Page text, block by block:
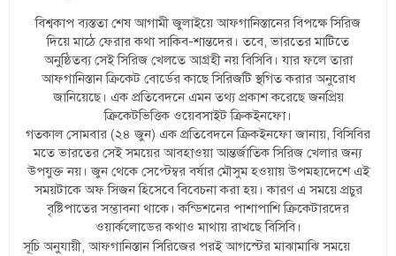
বিশ্বকাপ ব্যস্ততা শেষ আগামী জুলাইয়ে আফগানিস্তানের বিপক্ষে সিরিজ
দিয়ে মাঠে ফেরার কথা সাকিব-শান্তদের। তবে, ভারতের মাটিতে
অনুষ্ঠিতব্য সেই সিরিজ খেলতে আগ্রহী নয় বিসিবি। যার ফলে তারা
আফগানিস্তান ক্রিকেট বোর্ডের কাছে সিরিজটি স্থগিত করার অনুরোধ
জানিয়েছে। এক প্রতিবেদনে এমন তথ্য প্রকাশ করেছে জনপ্রিয়
ক্রিকেটভিত্তিক ওয়েবসাইট ক্রিকইনফো।
গতকাল সোমবার (২৪ জুন) এক প্রতিবেদনে ক্রিকইনফো জানায়, বিসিবির
মতে ভারতের সেই সময়ের আবহাওয়া আন্তর্জাতিক সিরিজ খেলার জন্য
উপযুক্ত নয়। জুন থেকে সেপ্টেম্বর বর্ষার মৌসুম হওয়ায় উপমহাদেশে এই
সময়টাকে অফ সিজন হিসেবে বিবেচনা করা হয়। কারণ এ সময়ে প্রচুর
বৃষ্টিপাতের সম্ভাবনা থাকে। কন্ডিশনের পাশাপাশি ক্রিকেটারদের
ওয়ার্কলোডের কথাও মাথায় রাখছে বিসিবি।
সূচি অনুযায়ী, আফগানিস্তান সিরিজের পরই আগস্টের মাঝামাঝি সময়ে